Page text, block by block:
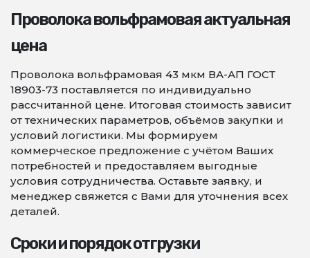
Проволока вольфрамовая актуальная
цена
Проволока вольфрамовая 43 мкм ВА-АП ГОСТ
18903-73 поставляется по индивидуально
рассчитанной цене. Итоговая стоимость зависит
от технических параметров, объёмов закупки и
условий логистики. Мы формируем
коммерческое предложение с учётом Ваших
потребностей и предоставляем выгодные
условия сотрудничества. Оставьте заявку, и
менеджер свяжется с Вами для уточнения всех
деталей.
Сроки и порядок отгрузки